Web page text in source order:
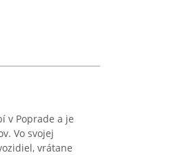
v Poprade a je
Vo svojej
vrátane